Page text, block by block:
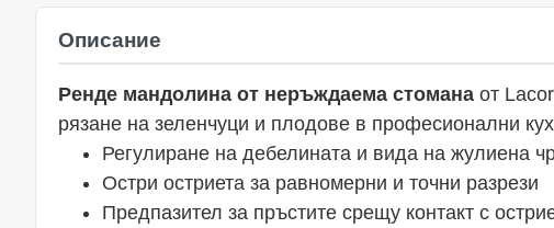
Описание
Ренде мандолина от неръждаема стомана от
рязане на зеленчуци и плодове в професионални
Регулиране на дебелината и вида на жулиена
Остри остриета за равномерни и точни разрези
Предпазител за пръстите срещу контакт с